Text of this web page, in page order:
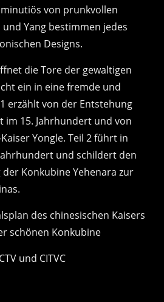
von prunkvollen
Yang bestimmen jedes
Designs.
die Tore der gewaltigen
ein in eine fremde und
erzählt von der Entstehung
im 15. Jahrhundert und von
Yongle. Teil 2 führt in
und schildert den
Konkubine Yehenara zur
des chinesischen Kaisers
schönen Konkubine
und CITVC